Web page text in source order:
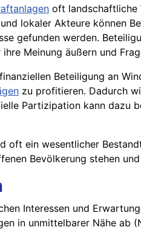
oft landschaftliche
lokaler Akteure können
gefunden werden.
Meinung äußern und
Beteiligung an
zu profitieren. Dadurch
Partizipation kann dazu
oft ein wesentlicher
Bevölkerung stehen
Interessen und
in unmittelbarer Nähe ab